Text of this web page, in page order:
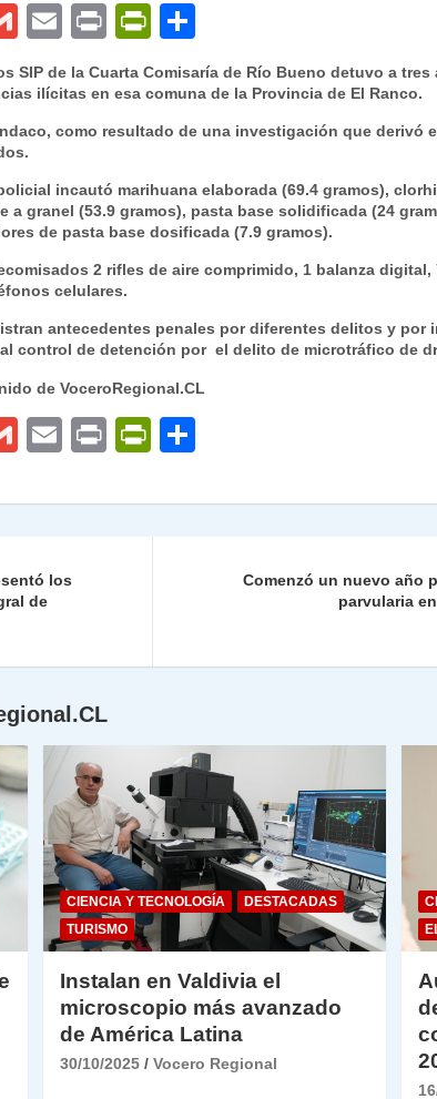
G
m
ai
l
E
m
ai
l
P
ri
nt
P
ri
nt
Fr
n
dl
y
o
m
p
tir
SIP de la Cuarta Comisaría de Río Bueno detuvo a
ilícitas en esa comuna de la Provincia de El Ranco.
como resultado de una investigación que derivó
incautó marihuana elaborada (69.4 gramos),
a granel (53.9 gramos), pasta base solidificada (24
de pasta base dosificada (7.9 gramos).
2 rifles de aire comprimido, 1 balanza
celulares.
antecedentes penales por diferentes delitos y por
control de detención por el delito de microtráfico de
de VoceroRegional.CL
G
ai
E
ai
P
nt
P
nt m
los
de
Comenzó un nuevo año
parvularia
CIENCIA Y TECNOLOGÍA
DESTACADAS
TURISMO
Instalan en Valdivia el
microscopio más avanzado
de América Latina
30/10/2025 Vocero Regional